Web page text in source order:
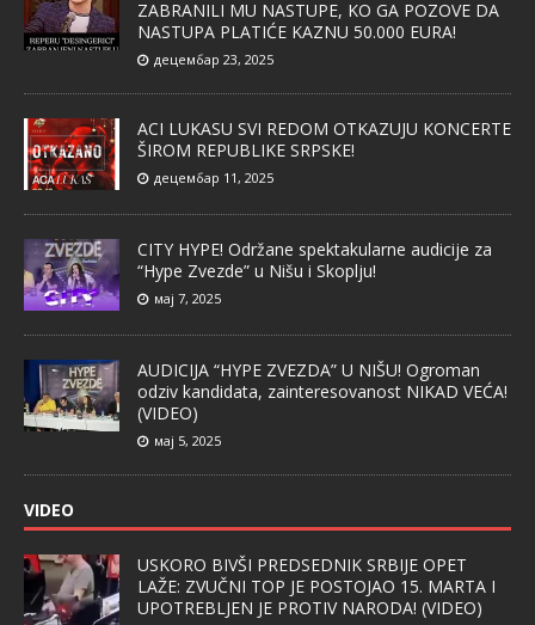
ZABRANILI MU NASTUPE, KO GA POZOVE DA
NASTUPA PLATIĆE KAZNU 50.000 EURA!
децембар 23, 2025
ACI LUKASU SVI REDOM OTKAZUJU KONCERTE
ŠIROM REPUBLIKE SRPSKE!
децембар 11, 2025
CITY HYPE! Održane spektakularne audicije za
“Hype Zvezde” u Nišu i Skoplju!
мај 7, 2025
AUDICIJA “HYPE ZVEZDA” U NIŠU! Ogroman
odziv kandidata, zainteresovanost NIKAD VEĆA!
(VIDEO)
мај 5, 2025
VIDEO
USKORO BIVŠI PREDSEDNIK SRBIJE OPET
LAŽE: ZVUČNI TOP JE POSTOJAO 15. MARTA I
UPOTREBLJEN JE PROTIV NARODA! (VIDEO)